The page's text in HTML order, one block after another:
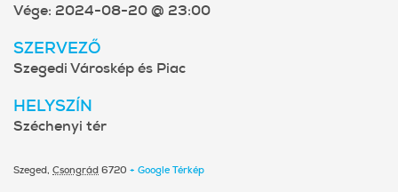
Vége: 2024-08-20 @ 23:00
SZERVEZŐ
Szegedi Városkép és Piac
HELYSZÍN
Széchenyi tér
Szeged, Csongrád 6720 + Google Térkép